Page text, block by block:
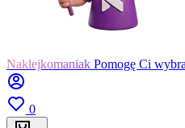
Naklejkomaniak Pomogę Ci
0